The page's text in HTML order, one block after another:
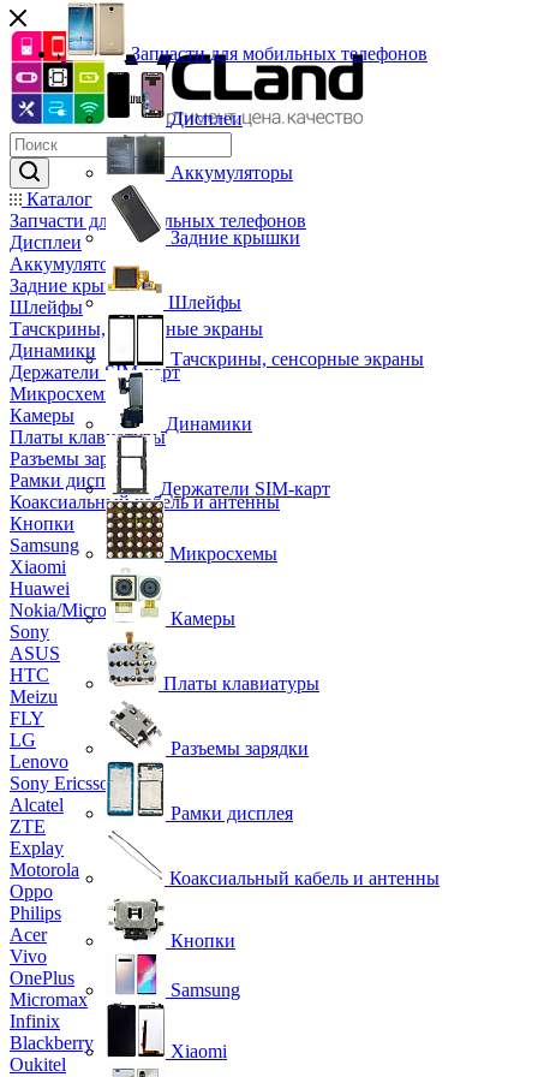
Каталог
Запчасти для мобильных телефонов
Дисплеи
Аккумуляторы
Задние крышки
Шлейфы
Тачскрины, сенсорные экраны
Динамики
Держатели SIM-карт
Микросхемы
Камеры
Платы клавиатуры
Разъемы зарядки
Рамки дисплея
Коаксиальный кабель и антенны
Кнопки
Samsung
Xiaomi
Huawei
Nokia/Microsoft
Sony
ASUS
HTC
Meizu
FLY
LG
Lenovo
Sony Ericsson
Alcatel
ZTE
Explay
Motorola
Oppo
Philips
Acer
Vivo
OnePlus
Micromax
Infinix
Blackberry
Oukitel
Запчасти для мобильных телефонов
Дисплеи
Аккумуляторы
Задние крышки
Шлейфы
Тачскрины, сенсорные экраны
Динамики
Держатели SIM-карт
Микросхемы
Камеры
Платы клавиатуры
Разъемы зарядки
Рамки дисплея
Коаксиальный кабель и антенны
Кнопки
Samsung
Xiaomi